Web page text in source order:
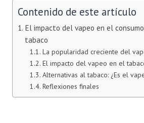
Contenido de este artículo
El impacto del vapeo en el
tabaco
La popularidad creciente del
El impacto del vapeo en el
Alternativas al tabaco: ¿Es el
Reflexiones finales